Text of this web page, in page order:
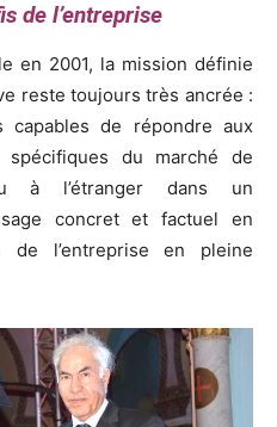
de l’entreprise
en 2001, la mission définie
reste toujours très ancrée :
capables de répondre aux
du marché de
à l’étranger dans un
concret et factuel en
de l’entreprise en pleine